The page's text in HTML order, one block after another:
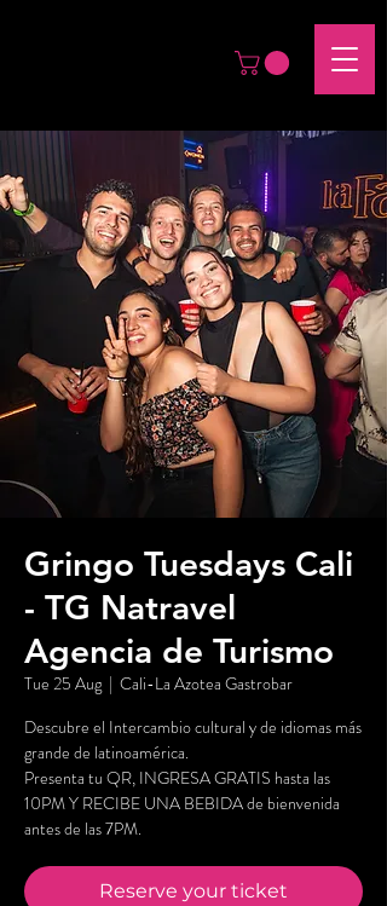
Gringo Tuesdays Cali
- TG Natravel
Agencia de Turismo
Tue 25 Aug
  |
Cali-La Azotea Gastrobar
Descubre el Intercambio cultural y de idiomas más
grande de latinoamérica.
Presenta tu QR, INGRESA GRATIS hasta las
10PM Y RECIBE UNA BEBIDA de bienvenida
antes de las 7PM.
Reserve your ticket